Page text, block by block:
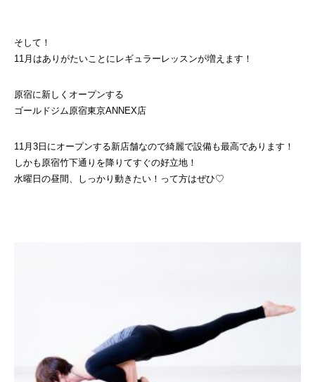
そして！
11月はありがたいことにレギュラーレッスンが増えます！
原宿に新しくオープンする
ゴールドジム原宿東京ANNEX店
11月3日にオープンする新店舗なので綺麗で設備も最高であります！
しかも原宿竹下通りを降りてすぐの好立地！
水曜日の昼間、しっかり動きたい！って方はぜひ♡